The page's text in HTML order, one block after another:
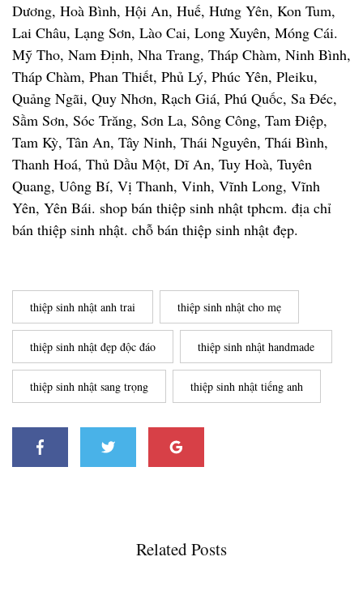
Dương, Hoà Bình, Hội An, Huế, Hưng Yên, Kon Tum,
Lai Châu, Lạng Sơn, Lào Cai, Long Xuyên, Móng Cái.
Mỹ Tho, Nam Định, Nha Trang, Tháp Chàm, Ninh Bình,
Tháp Chàm, Phan Thiết, Phủ Lý, Phúc Yên, Pleiku,
Quảng Ngãi, Quy Nhơn, Rạch Giá, Phú Quốc, Sa Đéc,
Sầm Sơn, Sóc Trăng, Sơn La, Sông Công, Tam Điệp,
Tam Kỳ, Tân An, Tây Ninh, Thái Nguyên, Thái Bình,
Thanh Hoá, Thủ Dầu Một, Dĩ An, Tuy Hoà, Tuyên
Quang, Uông Bí, Vị Thanh, Vinh, Vĩnh Long, Vĩnh
Yên, Yên Bái. shop bán thiệp sinh nhật tphcm. địa chỉ
bán thiệp sinh nhật. chỗ bán thiệp sinh nhật đẹp.
thiệp sinh nhật anh trai thiệp sinh nhật cho mẹ
thiệp sinh nhật đẹp độc đáo thiệp sinh nhật handmade
thiệp sinh nhật sang trọng thiệp sinh nhật tiếng anh
Related Posts